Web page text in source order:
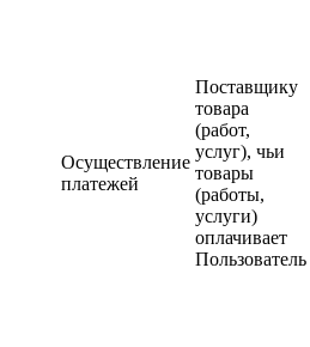
Осуществление
платежей
Поставщику
товара
(работ,
услуг), чьи
товары
(работы,
услуги)
оплачивает
Пользователь